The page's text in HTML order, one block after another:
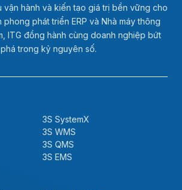
vận hành và kiến tạo giá trị bền vững cho
phát triển ERP và Nhà máy thông
ITG đồng hành cùng doanh nghiệp bứt
phá trong kỷ nguyên số.
3S SystemX
3S WMS
3S QMS
3S EMS